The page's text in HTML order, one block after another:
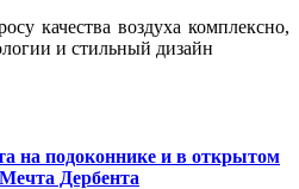
качества воздуха комплексно,
и стильный дизайн
на подоконнике и в открытом
Дербента